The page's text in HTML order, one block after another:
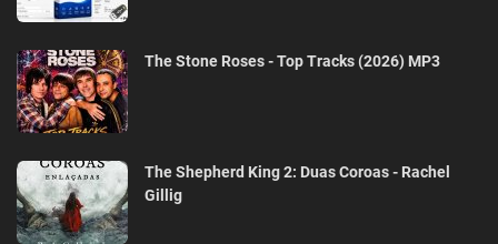
The Stone Roses - Top Tracks (2026) MP3
The Shepherd King 2: Duas Coroas - Rachel
Gillig